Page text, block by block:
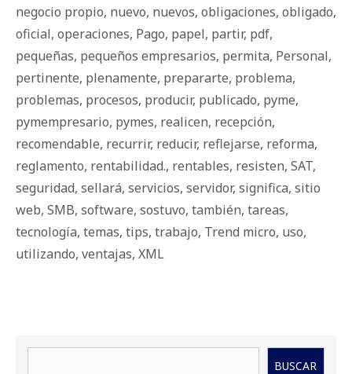
negocio propio, nuevo, nuevos, obligaciones, obligado,
oficial, operaciones, Pago, papel, partir, pdf,
pequeñas, pequeños empresarios, permita, Personal,
pertinente, plenamente, prepararte, problema,
problemas, procesos, producir, publicado, pyme,
pymempresario, pymes, realicen, recepción,
recomendable, recurrir, reducir, reflejarse, reforma,
reglamento, rentabilidad., rentables, resisten, SAT,
seguridad, sellará, servicios, servidor, significa, sitio
web, SMB, software, sostuvo, también, tareas,
tecnología, temas, tips, trabajo, Trend micro, uso,
utilizando, ventajas, XML
BUSCAR